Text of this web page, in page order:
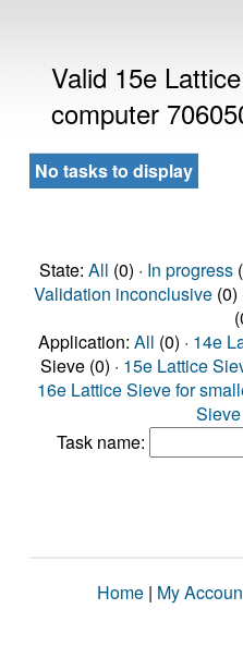
Valid 15e
computer
No tasks to display
State: All (0) · In progress
Validation inconclusive(0)
Application: All (0) · 14e
Sieve (0) · 15e Lattice
16e Lattice Sieve for
Task name:
Home | My